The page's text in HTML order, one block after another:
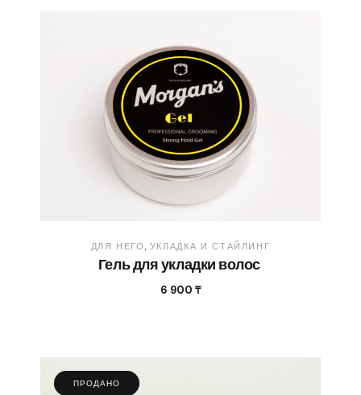
ДЛЯ НЕГО УКЛАДКА И СТАЙЛИНГ
Гель для укладки волос
6 900 ₸
ПРОДАНО